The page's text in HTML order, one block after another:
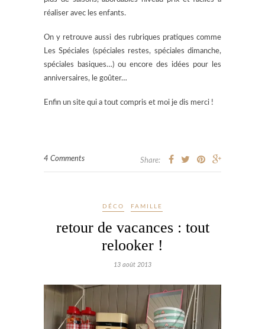
réaliser avec les enfants.
On y retrouve aussi des rubriques pratiques comme
Les Spéciales (spéciales restes, spéciales dimanche,
spéciales basiques…) ou encore des idées pour les
anniversaires, le goûter…
Enfin un site qui a tout compris et moi je dis merci !
4 Comments Share:
DÉCO FAMILLE
retour de vacances : tout
relooker !
13 août 2013